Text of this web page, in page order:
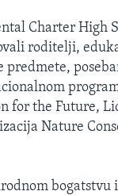
Charter High
roditelji,
for the Future,
Nature